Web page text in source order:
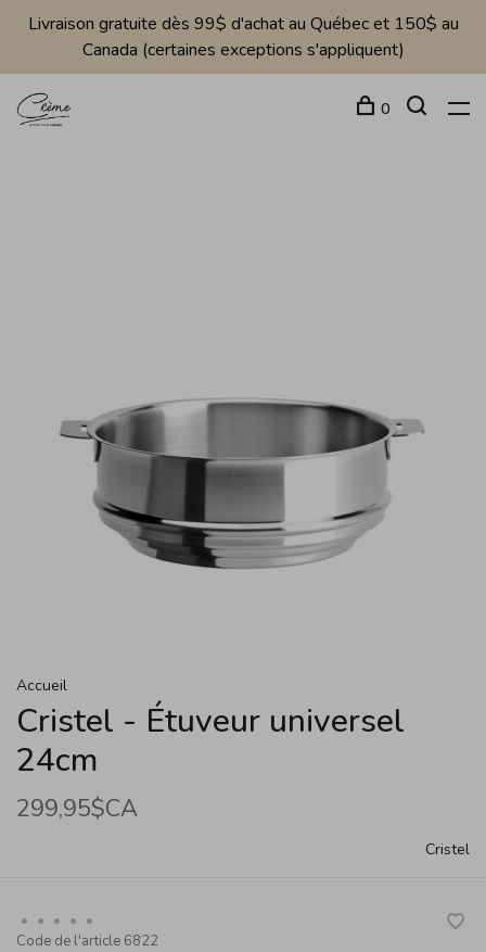
Livraison gratuite dès 99$ d'achat au Québec et 150$ au
Canada (certaines exceptions s'appliquent)
0
Accueil
Cristel - Étuveur universel
24cm
299,95$CA
Cristel
• • • • •
Code de l'article 6822